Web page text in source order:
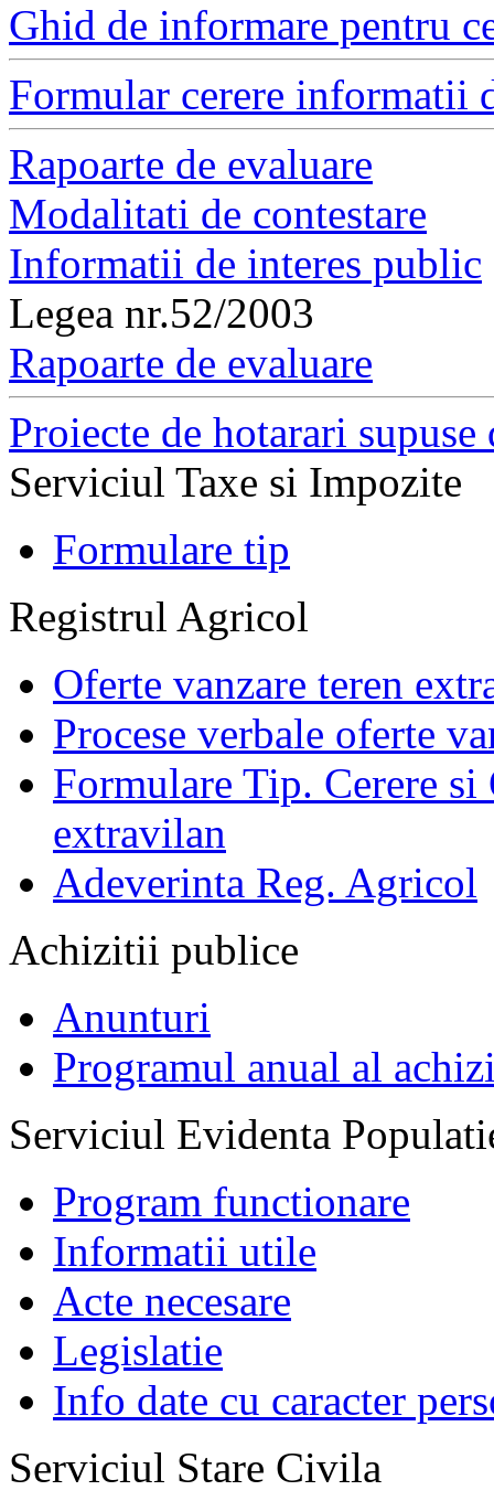
Ghid de informare pentru
Formular cerere informatii
Rapoarte de evaluare
Modalitati de contestare
Informatii de interes public
Legea nr.52/2003
Rapoarte de evaluare
Proiecte de hotarari
Serviciul Taxe si Impozite
Formulare tip
Registrul Agricol
Oferte vanzare teren
Procese verbale oferte
Formulare Tip. Cerere si
extravilan
Adeverinta Reg. Agricol
Achizitii publice
Anunturi
Programul anual al
Serviciul Evidenta
Program functionare
Informatii utile
Acte necesare
Legislatie
Info date cu caracter
Serviciul Stare Civila